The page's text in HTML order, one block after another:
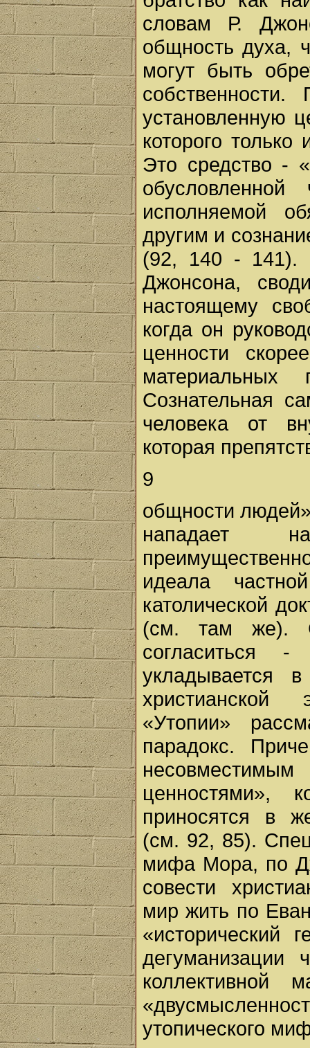
словам Р.
общность духа,
могут быть
установленную
которого
Это средство -
исполняемой
другим и
(92, 140 - 141).
Джонсона,
настоящему
когда он
ценности
материальных
Сознательная
человека от
которая
9
общности
нападает
идеала
католической
(см. там же). С
согласиться
укладывается
христианской
«Утопии»
парадокс.
несовместимым
ценностями»,
приносятся в
(см. 92, 85).
мифа Мора, по
совести
мир жить по
«исторический
дегуманизации
утопического